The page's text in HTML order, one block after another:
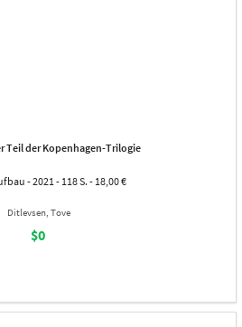
Teil der Kopenhagen-Trilogie
- 2021 - 118 S. - 18,00 €
Ditlevsen, Tove
$0